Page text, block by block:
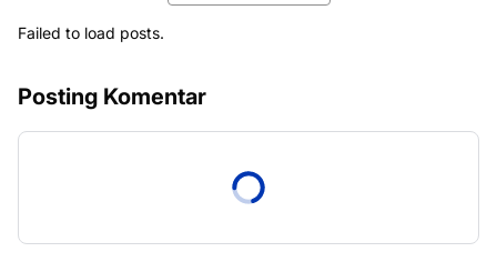
Failed to load posts.
Posting Komentar